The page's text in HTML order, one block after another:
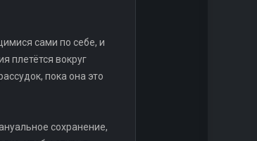
сами по себе, и
плетётся вокруг
пока она это
сохранение,